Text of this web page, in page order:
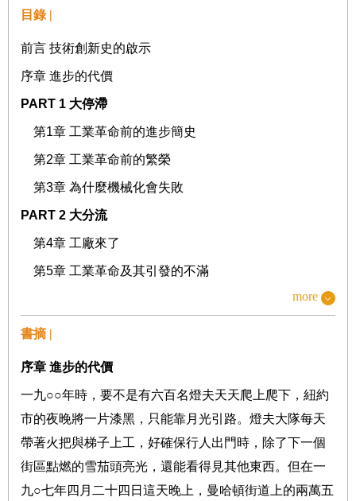
目錄 |
前言 技術創新史的啟示
序章 進步的代價
PART 1 大停滯
第1章 工業革命前的進步簡史
第2章 工業革命前的繁榮
第3章 為什麼機械化會失敗
PART 2 大分流
第4章 工廠來了
第5章 工業革命及其引發的不滿
第6
PART 4 大反轉
第9章 中產階級沒落
第10章 一方樓起，一方樓塌
第11章 兩極化的政治
more
書摘 |
序章 進步的代價
一九○○年時，要不是有六百名燈夫天天爬上爬下，紐約
市的夜晚將一片漆黑，只能靠月光引路。燈夫大隊每天
帶著火把與梯子上工，好確保行人出門時，除了下一個
街區點燃的雪茄頭亮光，還能看得見其他東西。但在一
九○七年四月二十四日這天晚上，曼哈頓街道上的兩萬五